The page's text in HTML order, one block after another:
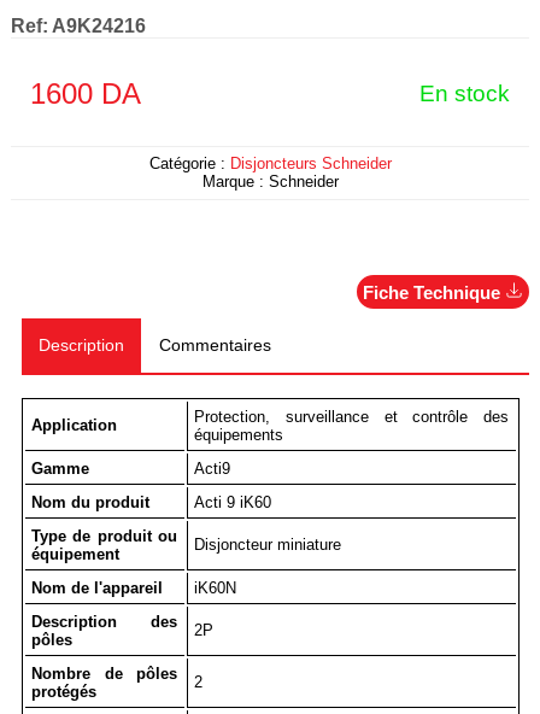
Ref: A9K24216
1600DA En stock
Catégorie : Disjoncteurs Schneider
Marque : Schneider
Fiche Technique
Description Commentaires
Application
Protection, surveillance et contrôle des
équipements
Gamme
Acti9
Nom du produit
Acti 9 iK60
Type de produit ou
équipement
Disjoncteur miniature
Nom de l'appareil
iK60N
Description des
pôles
2P
Nombre de pôles
protégés
2